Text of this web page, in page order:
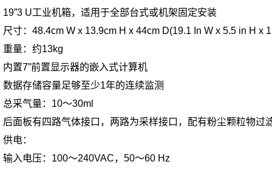
19”3 U工业机箱，适用于全部台式或机架固定安装
尺寸：48.4cm W x 13.9cm H x 44cm D(19.1 In W x 5.5 in H x
重量：约13kg
内置7”前置显示器的嵌入式计算机
数据存储容量足够至少1年的连续监测
总采气量：10～30ml
后面板有四路气体接口，两路为采样接口，配有粉尘颗粒物过
供电：
输入电压：100～240VAC，50～60 Hz